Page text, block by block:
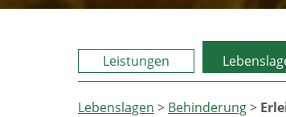
Leistungen
Lebenslagen > Behinderung>